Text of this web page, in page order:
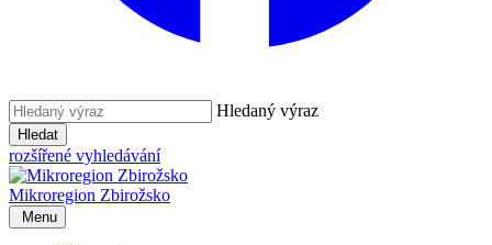
Hledaný výraz
Hledat
rozšířené vyhledávání
Mikroregion Zbirožsko
Menu